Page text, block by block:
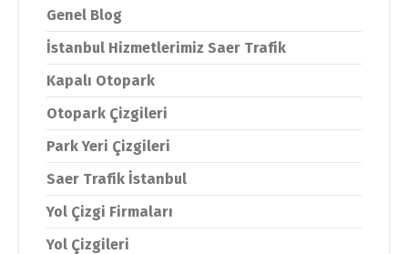
Genel Blog
İstanbul Hizmetlerimiz Saer Trafik
Kapalı Otopark
Otopark Çizgileri
Park Yeri Çizgileri
Saer Trafik İstanbul
Yol Çizgi Firmaları
Yol Çizgileri